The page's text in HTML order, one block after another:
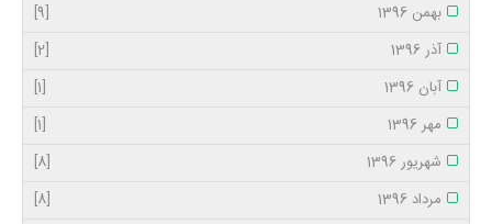
بهمن 1396
[9]
آذر 1396
[2]
آبان 1396
[1]
مهر 1396
[1]
شهریور 1396
[8]
مرداد 1396
[8]